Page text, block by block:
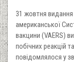
31 жовтня видання
американської
вакцини (VAERS)
побічних реакцій
повідомлялося у